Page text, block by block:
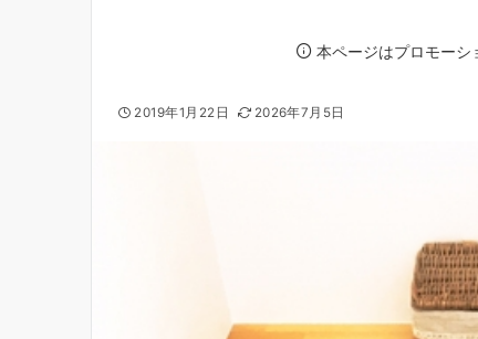
本ページはプロモーシ
2019年1月22日 2026年7月5日